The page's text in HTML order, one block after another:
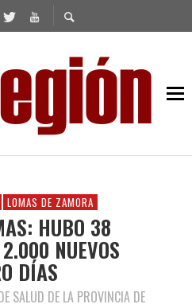
LOMAS DE ZAMORA
HUBO 38
NUEVOS
DÍAS
SALUD DE LA PROVINCIA DE